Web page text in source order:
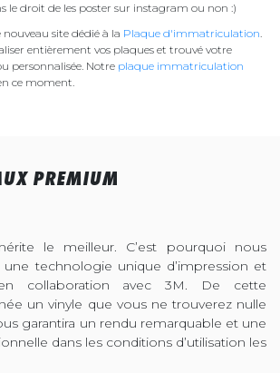
le droit de les poster sur instagram ou non :)
site dédié à la Plaque d'immatriculation.
entièrement vos plaques et trouvé votre
personnalisée. Notre plaque immatriculation
ce moment.
PREMIUM
le meilleur. C’est pourquoi nous
technologie unique d’impression et
collaboration avec 3M. De cette
un vinyle que vous ne trouverez nulle
garantira un rendu remarquable et une
dans les conditions d’utilisation les